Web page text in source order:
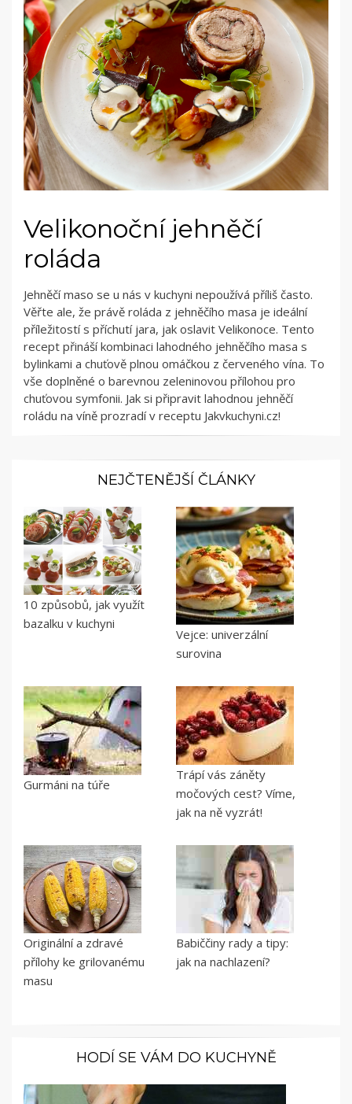
Velikonoční jehněčí
roláda
Jehněčí maso se u nás v kuchyni nepoužívá příliš často.
Věřte ale, že právě roláda z jehněčího masa je ideální
příležitostí s příchutí jara, jak oslavit Velikonoce. Tento
recept přináší kombinaci lahodného jehněčího masa s
bylinkami a chuťově plnou omáčkou z červeného vína. To
vše doplněné o barevnou zeleninovou přílohou pro
chuťovou symfonii. Jak si připravit lahodnou jehněčí
roládu na víně prozradí v receptu Jakvkuchyni.cz!
NEJČTENĚJŠÍ ČLÁNKY
10 způsobů, jak využít
bazalku v kuchyni
Vejce: univerzální
surovina
Gurmáni na túře
Trápí vás záněty
močových cest? Víme,
jak na ně vyzrát!
Originální a zdravé
přílohy ke grilovanému
masu
Babiččiny rady a tipy:
jak na nachlazení?
HODÍ SE VÁM DO KUCHYNĚ